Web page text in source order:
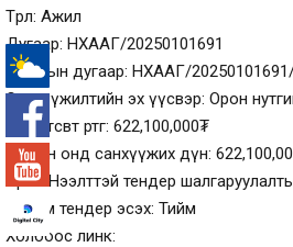
Төрөл: Ажил
Дугаар: НХААГ/20250101691
Урилгын дугаар: НХААГ/
Санхүүжилтийн эх үүсвэр: Орон
Нийт төсөвт өртөг: 622,100,000₮
Тухайн онд санхүүжих дүн:
Арга: Нээлттэй тендер
Цахим тендер эсэх: Тийм
Холбоос линк: